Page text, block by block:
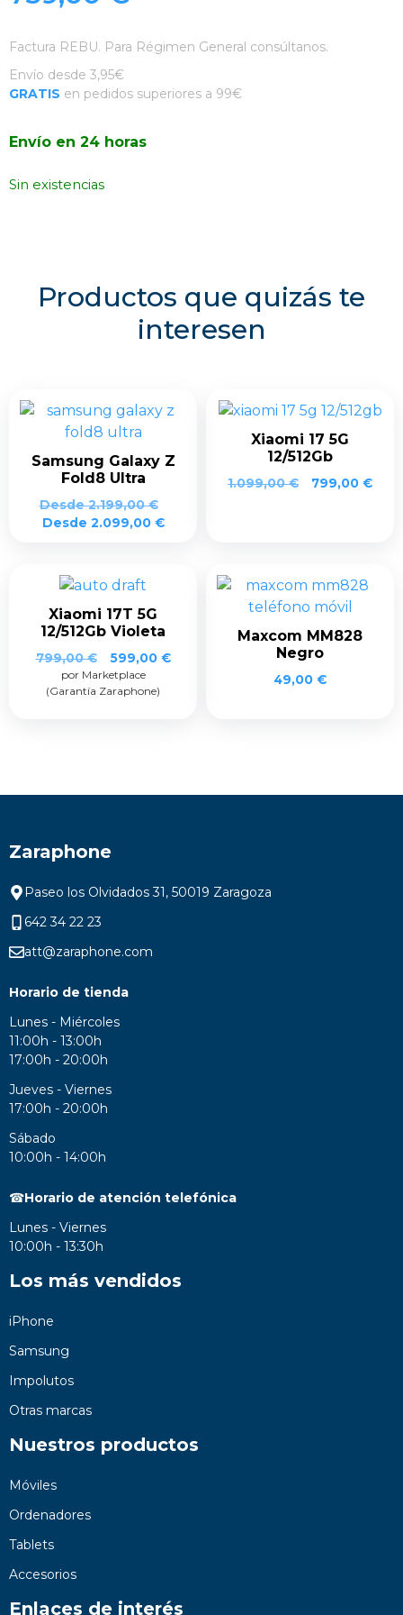
Factura REBU. Para Régimen General consúltanos.
Envío desde 3,95€
GRATIS en pedidos superiores a 99€
Envío en 24 horas
Sin existencias
Productos que quizás te
interesen
Samsung Galaxy Z
Fold8 Ultra
Desde2.199,00€
Desde 2.099,00 €
Xiaomi 17 5G
12/512Gb
1.099,00€ 799,00 €
Xiaomi 17T 5G
12/512Gb Violeta
799,00€
El
precio
original
599,00 €El
por Marketplace
(Garantía Zaraphone)
Maxcom MM828
Negro
49,00 €
Zaraphone
Paseo los Olvidados 31, 50019 Zaragoza
642 34 22 23
att@zaraphone.com
Horario de tienda
Lunes - Miércoles
11:00h - 13:00h
17:00h - 20:00h
Jueves - Viernes
17:00h - 20:00h
Sábado
10:00h - 14:00h
☎Horario de atención telefónica
Lunes - Viernes
10:00h - 13:30h
Los más vendidos
iPhone
Samsung
Impolutos
Otras marcas
Nuestros productos
Móviles
Ordenadores
Tablets
Accesorios
Enlaces de interés